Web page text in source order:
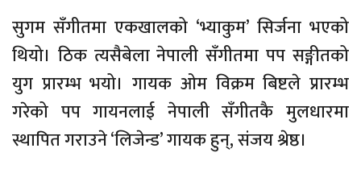
सुगम सँगीतमा एकखालको ‘भ्याकुम’ सिर्जना भएको
थियो। ठिक त्यसैबेला नेपाली सँगीतमा पप सङ्गीतको
युग प्रारम्भ भयो। गायक ओम विक्रम बिष्टले प्रारम्भ
गरेको पप गायनलाई नेपाली सँगीतकै मुलधारमा
स्थापित गराउने ‘लिजेन्ड’ गायक हुन्, संजय श्रेष्ठ।